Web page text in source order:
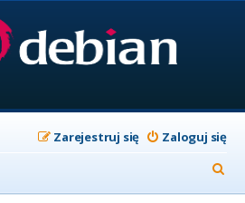
Zaloguj się
Zarejestruj się
z